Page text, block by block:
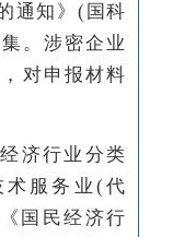
通知》(国科
。涉密企业
对申报材料
济行业分类
术服务业(代
国民经济行